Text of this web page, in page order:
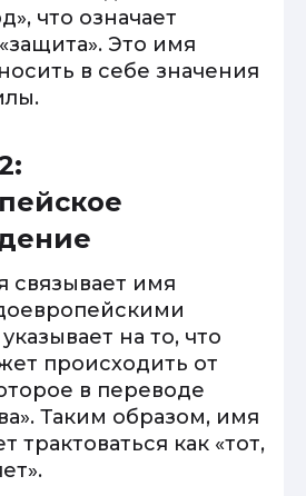
что означает
Это имя
в себе значения
связывает имя
на то, что
происходить от
в переводе
Таким образом, имя
трактоваться как «тот,